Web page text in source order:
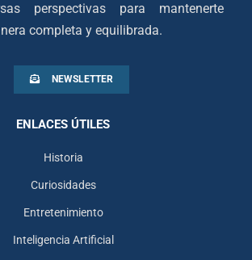
perspectivas para mantenerte
completa y equilibrada.
NEWSLETTER
ENLACES ÚTILES
Historia
Curiosidades
Entretenimiento
Inteligencia Artificial